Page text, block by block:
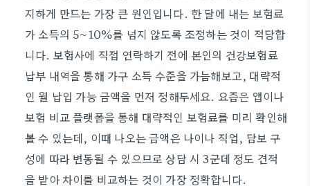
지하게 만드는 가장 큰 원인입니다. 한 달에 내는 보험료
가 소득의 5~10%를 넘지 않도록 조정하는 것이 적당합
니다. 보험사에 직접 연락하기 전에 본인의 건강보험료
납부 내역을 통해 가구 소득 수준을 가늠해보고, 대략적
인 월 납입 가능 금액을 먼저 정해두세요. 요즘은 앱이나
보험 비교 플랫폼을 통해 대략적인 보험료를 미리 확인해
볼 수 있는데, 이때 나오는 금액은 나이나 직업, 담보 구
성에 따라 변동될 수 있으므로 상담 시 3군데 정도 견적
을 받아 차이를 비교하는 것이 가장 정확합니다.